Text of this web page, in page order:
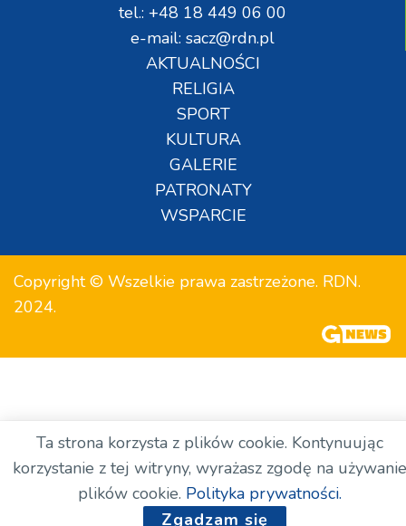
tel.: +48 18 449 06 00
e-mail: sacz@rdn.pl
AKTUALNOŚCI
RELIGIA
SPORT
KULTURA
GALERIE
PATRONATY
WSPARCIE
Copyright © Wszelkie prawa zastrzeżone. RDN.
2024.
Ta strona korzysta z plików cookie. Kontynuując
korzystanie z tej witryny, wyrażasz zgodę na używanie
plików cookie. Polityka prywatności.
Zgadzam się